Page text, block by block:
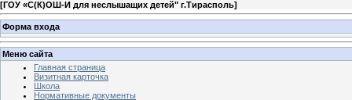
[ГОУ «С(К)ОШ-И для неслышащих детей" г.Тирасполь]
Форма входа
Меню сайта
Главная страница
Визитная карточка
Школа
Нормативные документы